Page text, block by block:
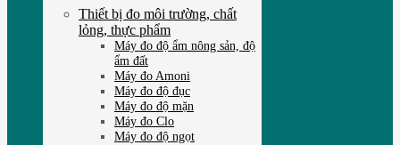
Thiết bị đo môi trường, chất
lỏng, thực phẩm
Máy đo độ ẩm nông sản, độ
ẩm đất
Máy đo Amoni
Máy đo độ đục
Máy đo độ mặn
Máy đo Clo
Máy đo độ ngọt